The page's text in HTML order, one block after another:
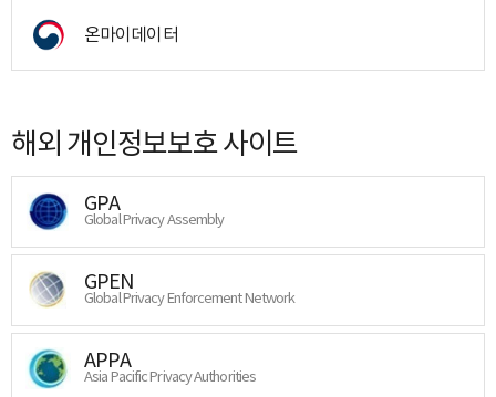
온마이데이터
해외 개인정보보호 사이트
GPA
Global Privacy Assembly
GPEN
Global Privacy Enforcement Network
APPA
Asia Pacific Privacy Authorities